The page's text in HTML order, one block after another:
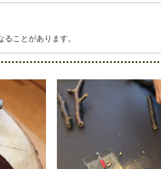
ことがあります。